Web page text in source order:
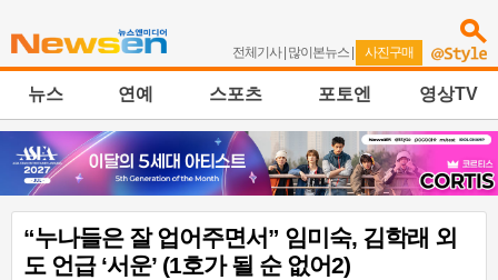
전체기사| 많이본뉴스 | 사진구매
뉴스 연예 스포츠 포토엔 영상TV
“누나들은 잘 업어주면서” 임미숙, 김학래 외
도 언급 ‘서운’ (1호가 될 순 없어2)